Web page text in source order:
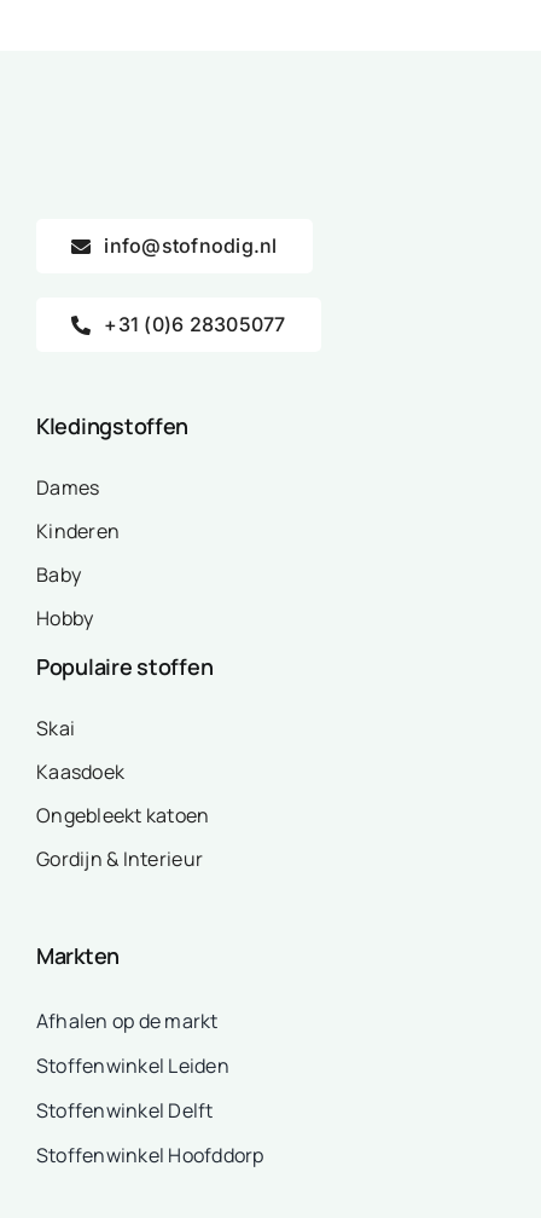
info@stofnodig.nl
+31 (0)6 28305077
Kledingstoffen
Dames
Kinderen
Baby
Hobby
Populaire stoffen
Skai
Kaasdoek
Ongebleekt katoen
Gordijn & Interieur
Markten
Afhalen op de markt
Stoffenwinkel Leiden
Stoffenwinkel Delft
Stoffenwinkel Hoofddorp